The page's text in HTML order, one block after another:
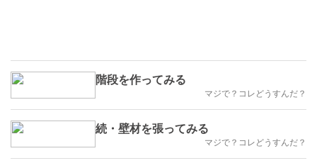
階段を作ってみる
マジで？コレどうすんだ？
続・壁材を張ってみる
マジで？コレどうすんだ？